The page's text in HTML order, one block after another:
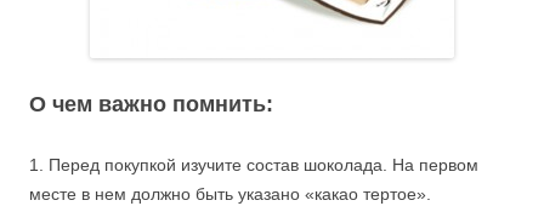
О чем важно помнить:
1. Перед покупкой изучите состав шоколада. На первом
месте в нем должно быть указано «какао тертое».